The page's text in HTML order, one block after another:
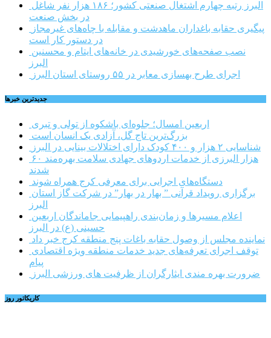
در بخش صنعت
در دستور کار است
البرز
اجرای طرح بهسازی معابر در ۵۵ روستای استان البرز
جديدترين خبرها
اربعین امسال؛ جلوه‌ای باشکوه از تولی و تبری
بزرگ‌ترین تاج گل، آزادی یک انسان است
شناسایی ۲ هزار و ۴۰۰ کودک دارای اختلالات بینایی در البرز
۶۰ هزار البرزی از خدمات اردوهای جهادی سلامت بهره‌مند
شدند
دستگاه‌های اجرایی برای معرفی کرج همراه شوند
البرز
حسینی (ع) در البرز
نماینده مجلس از وصول حقابه باغات پنج منطقه کرج خبر داد
پیام
ضرورت بهره مندی ایثارگران از ظرفیت های ورزشی البرز
کاریکاتور روز